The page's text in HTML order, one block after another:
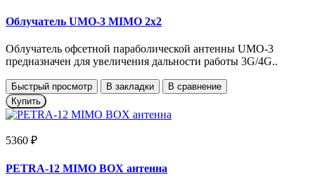
Облучатель UMO-3 MIMO 2x2
Облучатель офсетной параболической антенны UMO-3
предназначен для увеличения дальности работы 3G/4G..
Быстрый просмотр В закладки
В сравнение
Купить
5360 ₽
PETRA-12 MIMO BOX антенна